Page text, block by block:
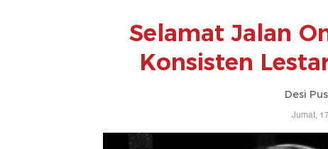
Selamat Jalan
Konsisten
Desi
Jumat,